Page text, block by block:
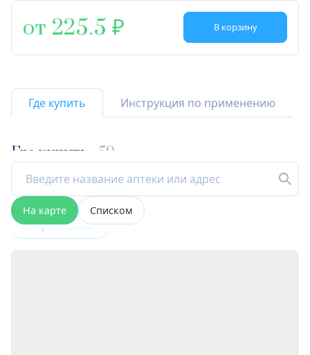
от 225.5 В корзину
Где купить Инструкция по применению
Где купить 59
На карте Списком
Открыта сейчас